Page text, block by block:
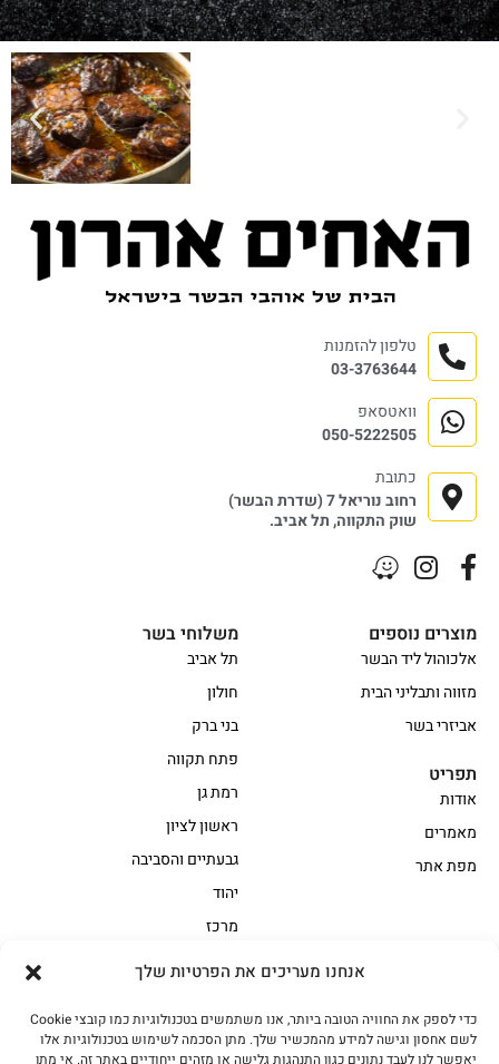
אנחנו מעריכים את הפרטיות שלך
כדי לספק את החוויה הטובה ביותר, אנו משתמשים בטכנולוגיות כמו קובצי Cookie
לשם אחסון וגישה למידע מהמכשיר שלך. מתן הסכמה לשימוש בטכנולוגיות אלו
יאפשר לנו לעבד נתונים כגון התנהגות גלישה או מזהים ייחודיים באתר זה. אי מתן
אווז
בשר בקר משובח
בשר בקר עגלה משובח
בשר למעשנת
משלוחי בשר
תל אביב
חולון
בני ברק
פתח תקווה
רמת גן
ראשון לציון
גבעתיים והסביבה
יהוד
מרכז
מוצרים נוספים
אלכוהול ליד הבשר
מזווה ותבליני הבית
אביזרי בשר
תפריט
אודות
מאמרים
מפת אתר
טלפון להזמנות
03-3763644
וואטסאפ
050-5222505
כתובת
רחוב נוריאל 7 (שדרת הבשר)
שוק התקווה, תל אביב.